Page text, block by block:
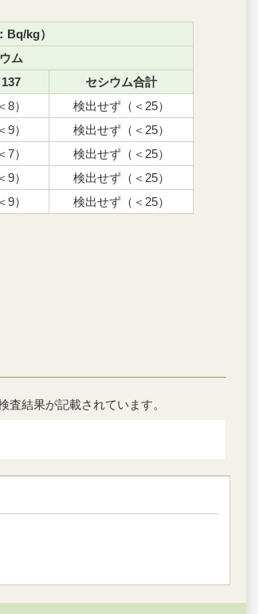
Bq/kg）
ム
セシウム合計
8）
検出せず（＜25）
9） 検出せず（＜25）
7）
検出せず（＜25）
9）
検出せず（＜25）
9）
検出せず（＜25）
結果が記載されています。